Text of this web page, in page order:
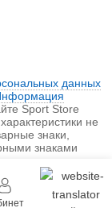
данных
Sport Store
не
знаки,
знаками
в